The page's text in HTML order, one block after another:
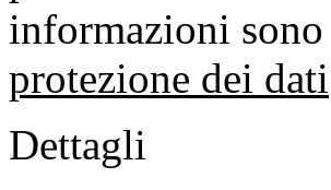
informazioni
protezione dei dati
Dettagli